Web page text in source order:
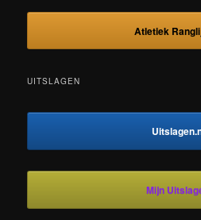
Atletiek
UITSLAGEN
Mijn